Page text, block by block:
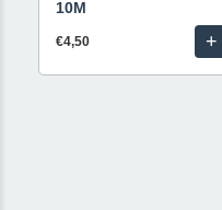
10M
€4,50 +